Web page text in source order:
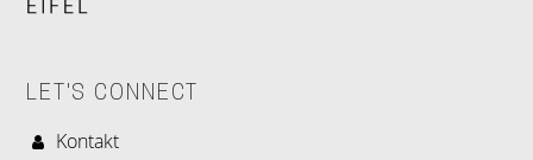
LET'S CONNECT
Kontakt